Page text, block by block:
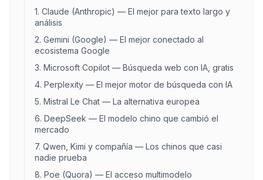
1. Claude (Anthropic) — El mejor para texto largo y
análisis
2. Gemini (Google) — El mejor conectado al
ecosistema Google
3. Microsoft Copilot — Búsqueda web con IA, gratis
4. Perplexity — El mejor motor de búsqueda con IA
5. Mistral Le Chat — La alternativa europea
6. DeepSeek — El modelo chino que cambió el
mercado
7. Qwen, Kimi y compañía — Los chinos que casi
nadie prueba
8. Poe (Quora) — El acceso multimodelo